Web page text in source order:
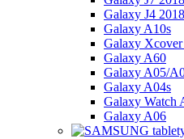
Galaxy J4 2018
Galaxy A10s
Galaxy
Galaxy A60
Galaxy A05/
Galaxy A04s
Galaxy Watch
Galaxy A06